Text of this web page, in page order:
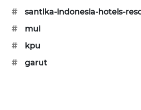
#
santika-indonesia-hotels-
#
mui
#
kpu
#
garut